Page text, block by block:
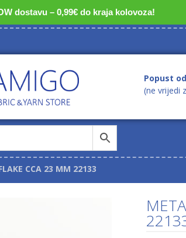
dostavu – 0,99€ do kraja kolovoza!
Popust
(ne vrijedi
CCA 23 MM 22133